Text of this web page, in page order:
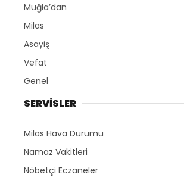
Muğla’dan
Milas
Asayiş
Vefat
Genel
SERVİSLER
Milas Hava Durumu
Namaz Vakitleri
Nöbetçi Eczaneler